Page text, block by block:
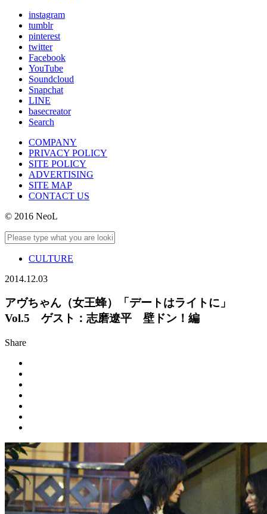
instagram
tumblr
pinterest
twitter
Facebook
YouTube
Soundcloud
Snapchat
LINE
basecreator
Search
COMPANY
PRIVACY POLICY
SITE POLICY
ADVERTISING
SITE MAP
CONTACT US
© 2016 NeoL
CULTURE
2014.12.03
アヴちゃん（女王蜂）「デートはライトに」
Vol.5 ゲスト：志磨遼平 壁ドン！編
Share